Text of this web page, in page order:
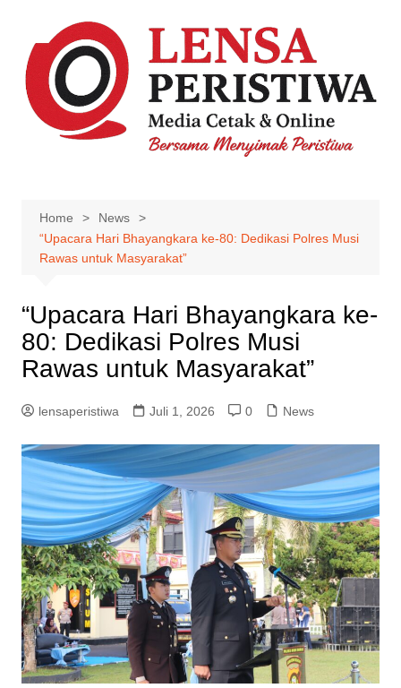
content
Home
News
“Upacara Hari Bhayangkara ke-80: Dedikasi Polres Musi
Rawas untuk Masyarakat”
“Upacara Hari Bhayangkara ke-
80: Dedikasi Polres Musi
Rawas untuk Masyarakat”
lensaperistiwa Juli 1, 2026 0 News